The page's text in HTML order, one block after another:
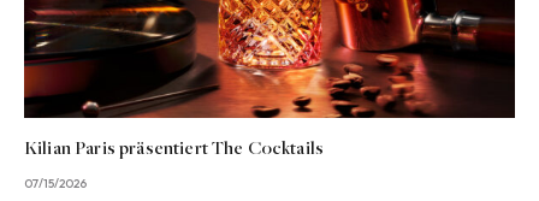
Kilian Paris präsentiert The Cocktails
07/15/2026